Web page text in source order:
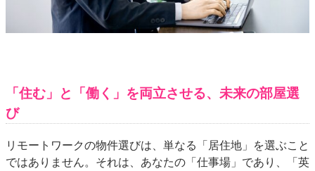
「住む」と「働く」を両立させる、未来の部屋選
び
リモートワークの物件選びは、単なる「居住地」を選ぶこと
ではありません。それは、あなたの「仕事場」であり、「英